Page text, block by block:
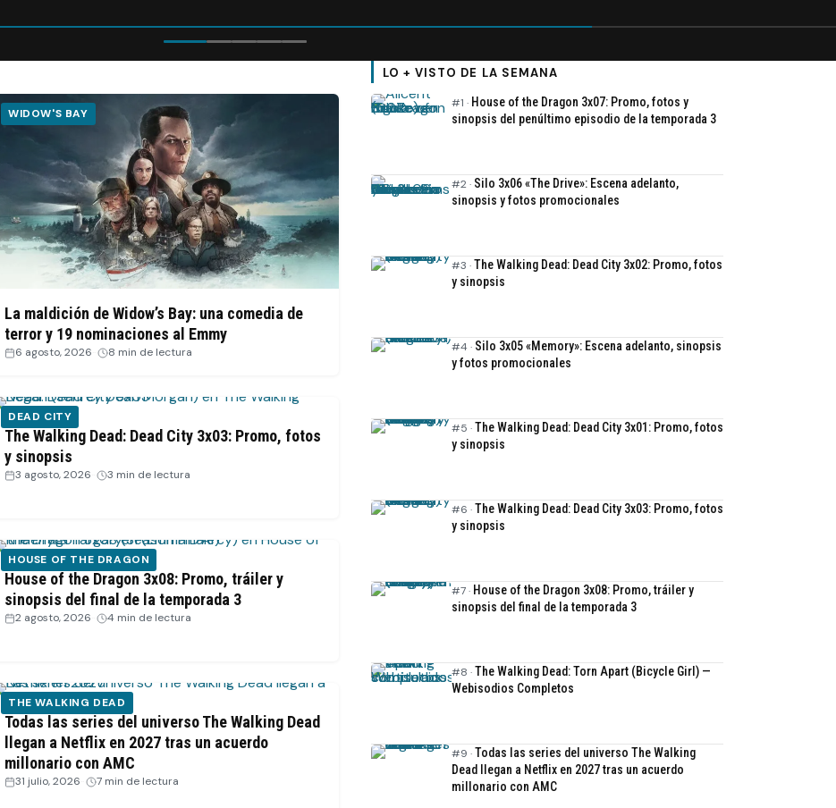
WIDOW'S BAY
La maldición de Widow’s Bay: una comedia de
terror y 19 nominaciones al Emmy
6 agosto, 2026 8 min de lectura
DEAD CITY
The Walking Dead: Dead City 3x03: Promo, fotos
y sinopsis
3 agosto, 2026 3 min de lectura
HOUSE OF THE DRAGON
House of the Dragon 3x08: Promo, tráiler y
sinopsis del final de la temporada 3
2 agosto, 2026 4 min de lectura
THE WALKING DEAD
Todas las series del universo The Walking Dead
llegan a Netflix en 2027 tras un acuerdo
millonario con AMC
31 julio, 2026 7 min de lectura
LO + VISTO DE LA SEMANA
House of the Dragon 3x07: Promo, fotos y
sinopsis del penúltimo episodio de la temporada 3
Silo 3x06 «The Drive»: Escena adelanto,
sinopsis y fotos promocionales
The Walking Dead: Dead City 3x02: Promo, fotos
y sinopsis
Silo 3x05 «Memory»: Escena adelanto, sinopsis
y fotos promocionales
The Walking Dead: Dead City 3x01: Promo, fotos
y sinopsis
The Walking Dead: Dead City 3x03: Promo, fotos
y sinopsis
House of the Dragon 3x08: Promo, tráiler y
sinopsis del final de la temporada 3
The Walking Dead: Torn Apart (Bicycle Girl) —
Webisodios Completos
Todas las series del universo The Walking
Dead llegan a Netflix en 2027 tras un acuerdo
millonario con AMC